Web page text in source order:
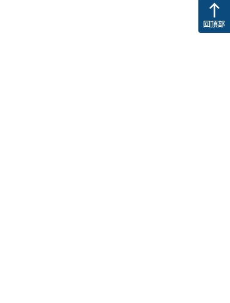
north
回頂部